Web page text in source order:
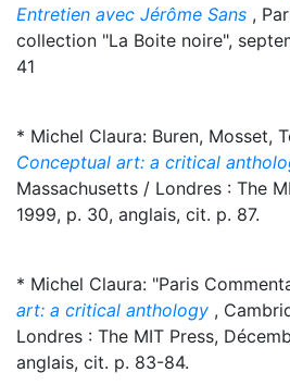
Entretien avec Jérôme Sans ,
collection "La Boite noire",
41
* Michel Claura: Buren, Mosset,
Conceptual art: a critical
Massachusetts / Londres : The
1999, p. 30, anglais, cit. p. 87.
* Michel Claura: "Paris
art: a critical anthology ,
Londres : The MIT Press,
anglais, cit. p. 83-84.